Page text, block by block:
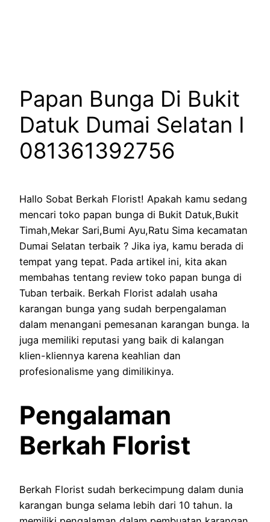
Papan Bunga Di Bukit
Datuk Dumai Selatan I
081361392756
Hallo Sobat Berkah Florist! Apakah kamu sedang
mencari toko papan bunga di Bukit Datuk,Bukit
Timah,Mekar Sari,Bumi Ayu,Ratu Sima kecamatan
Dumai Selatan terbaik ? Jika iya, kamu berada di
tempat yang tepat. Pada artikel ini, kita akan
membahas tentang review toko papan bunga di
Tuban terbaik. Berkah Florist adalah usaha
karangan bunga yang sudah berpengalaman
dalam menangani pemesanan karangan bunga. Ia
juga memiliki reputasi yang baik di kalangan
klien-kliennya karena keahlian dan
profesionalisme yang dimilikinya.
Pengalaman
Berkah Florist
Berkah Florist sudah berkecimpung dalam dunia
karangan bunga selama lebih dari 10 tahun. Ia